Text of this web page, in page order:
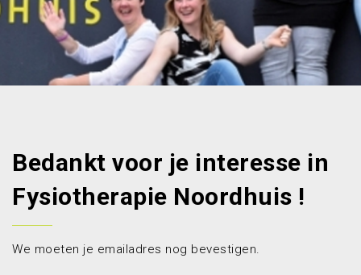
Bedankt voor je interesse in
Fysiotherapie Noordhuis !
We moeten je emailadres nog bevestigen.